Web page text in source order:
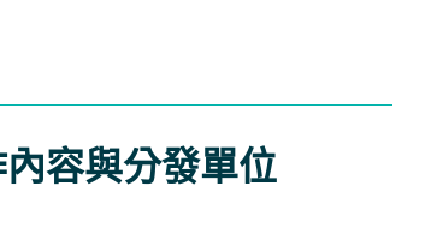
容與分發單位